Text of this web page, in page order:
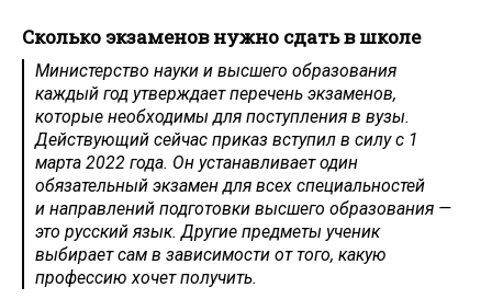
Сколько экзаменов нужно сдать в школе
Министерство науки и высшего образования
каждый год утверждает перечень экзаменов,
которые необходимы для поступления в вузы.
Действующий сейчас приказ вступил в силу с 1
марта 2022 года. Он устанавливает один
обязательный экзамен для всех специальностей
и направлений подготовки высшего образования —
это русский язык. Другие предметы ученик
выбирает сам в зависимости от того, какую
профессию хочет получить.